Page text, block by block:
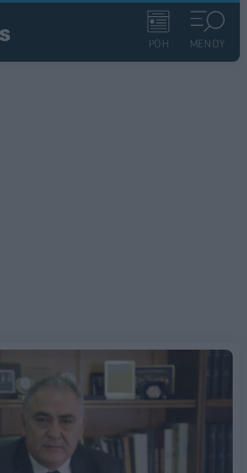
ΡΟΗ ΜΕΝΟΥ